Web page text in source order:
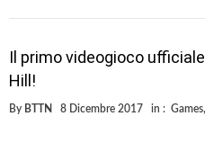
Il primo videogioco
Hill!
By BTTN 8 Dicembre 2017 in : Games,